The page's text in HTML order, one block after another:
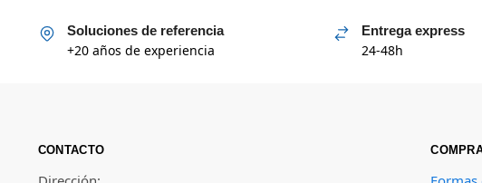
Soluciones de referencia
+20 años de experiencia
Entrega express
24-48h
CONTACTO